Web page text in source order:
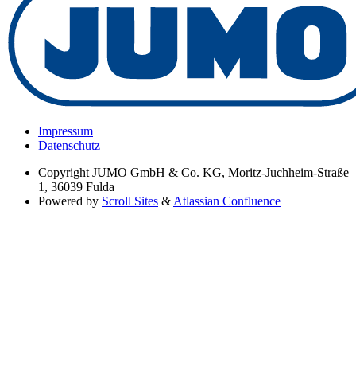
Impressum
Datenschutz
Copyright JUMO GmbH & Co. KG, Moritz-Juchheim-Straße
1, 36039 Fulda
Powered by Scroll Sites & Atlassian Confluence